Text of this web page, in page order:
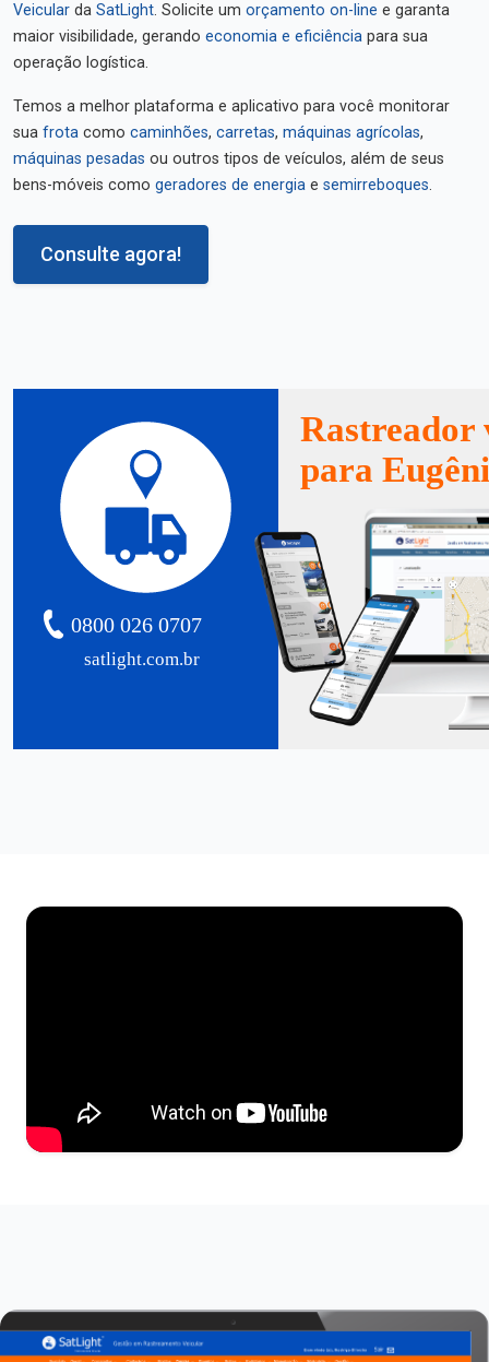
Veicular da SatLight. Solicite um orçamento on-line e garanta
maior visibilidade, gerando economia e eficiência para sua
operação logística.
Temos a melhor plataforma e aplicativo para você monitorar
sua frota como caminhões, carretas, máquinas agrícolas,
máquinas pesadas ou outros tipos de veículos, além de seus
bens-móveis como geradores de energia e semirreboques.
Consulte agora!
satlight.com.br
0800 026 0707
Rastreador
para